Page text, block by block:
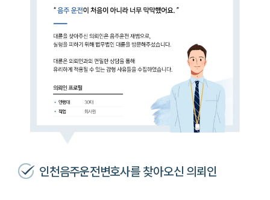
인천음주운전변호사를 찾아오신 의뢰인